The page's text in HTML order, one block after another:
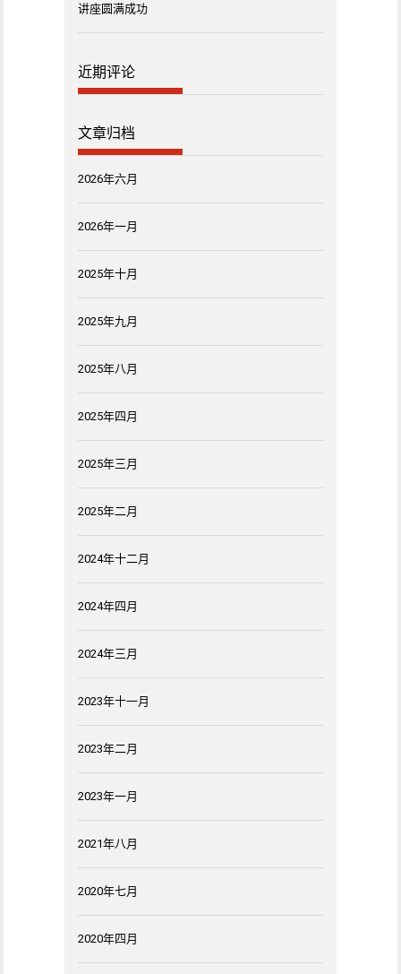
讲座圆满成功
近期评论
文章归档
2026年六月
2026年一月
2025年十月
2025年九月
2025年八月
2025年四月
2025年三月
2025年二月
2024年十二月
2024年四月
2024年三月
2023年十一月
2023年二月
2023年一月
2021年八月
2020年七月
2020年四月